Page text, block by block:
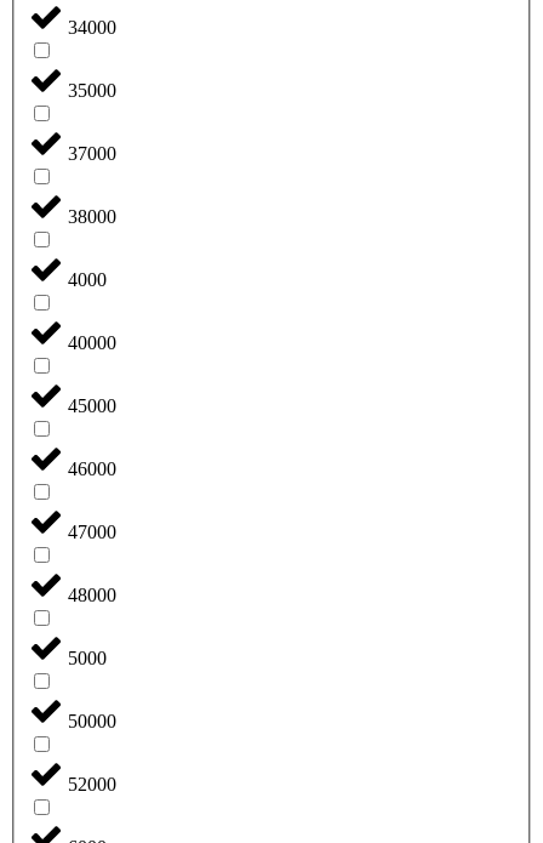
34000
35000
37000
38000
4000
40000
45000
46000
47000
48000
5000
50000
52000